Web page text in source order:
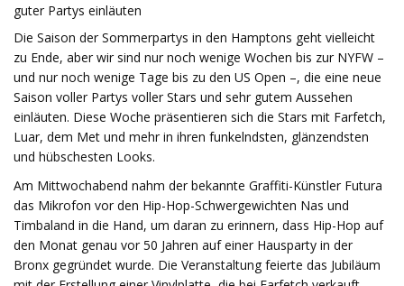
guter Partys einläuten
Die Saison der Sommerpartys in den Hamptons geht vielleicht
zu Ende, aber wir sind nur noch wenige Wochen bis zur NYFW –
und nur noch wenige Tage bis zu den US Open –, die eine neue
Saison voller Partys voller Stars und sehr gutem Aussehen
einläuten. Diese Woche präsentieren sich die Stars mit Farfetch,
Luar, dem Met und mehr in ihren funkelndsten, glänzendsten
und hübschesten Looks.
Am Mittwochabend nahm der bekannte Graffiti-Künstler Futura
das Mikrofon vor den Hip-Hop-Schwergewichten Nas und
Timbaland in die Hand, um daran zu erinnern, dass Hip-Hop auf
den Monat genau vor 50 Jahren auf einer Hausparty in der
Bronx gegründet wurde. Die Veranstaltung feierte das Jubiläum